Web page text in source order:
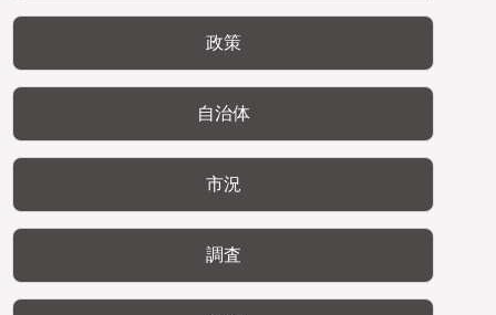
政策
自治体
市況
調査